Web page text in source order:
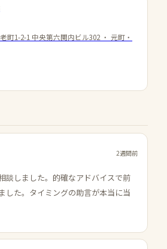
町1-2-1 中央第六関内ビル302・ 元町・
2週間前
談しました。的確なアドバイスで前
した。タイミングの助言が本当に当